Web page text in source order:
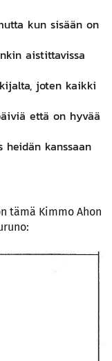
kun sisään on
aistittavissa
joten kaikki
että on hyvää
kanssaan
tämä Kimmo Ahon